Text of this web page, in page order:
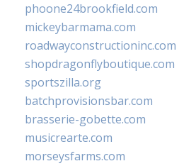
phoone24brookfield.com
mickeybarmama.com
roadwayconstructioninc.com
shopdragonflyboutique.com
sportszilla.org
batchprovisionsbar.com
brasserie-gobette.com
musicrearte.com
morseysfarms.com